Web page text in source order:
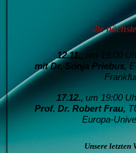
die
12.11.,
um 19:00
mit Dr. Sonja Priebus,
17.12., um 19:00
Prof. Dr. Robert Frau, T
Europa-
Unsere letzten